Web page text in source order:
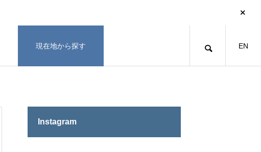
現在地から探す EN
Instagram